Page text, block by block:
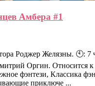
Амбера #1
Роджер Желязны. 🕙: 7
Оргин. Относится к
фэнтези, Классика
приключе ...